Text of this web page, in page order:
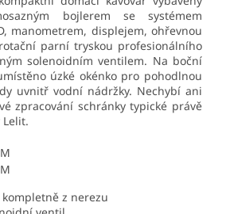
bojlerem se systémem
manometrem, displejem, ohřevnou
parní tryskou profesionálního
solenoidním ventilem. Na boční
úzké okénko pro pohodlnou
uvnitř vodní nádržky. Nechybí ani
zpracování schránky typické právě
Lelit.
z nerezu